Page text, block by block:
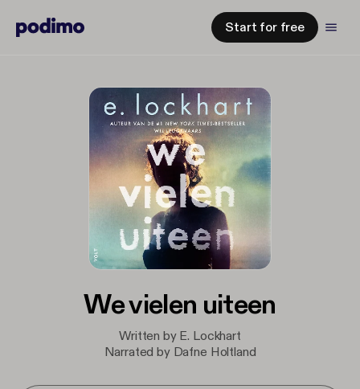
Start for free
We vielen uiteen
Written by E. Lockhart
Narrated by Dafne Holtland